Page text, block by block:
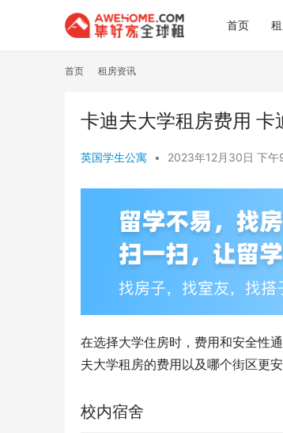
首页
首页 租房资讯
卡迪夫大学租房费用
英国学生公寓 • 2023年12月30日 下午
在选择大学住房时，费用和安全性
夫大学租房的费用以及哪个街区更
校内宿舍